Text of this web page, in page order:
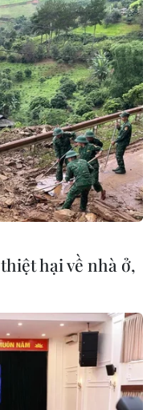
19 vượt
Italy cho thấy tính
thêm 3.153 ca
hại về nhà ở,